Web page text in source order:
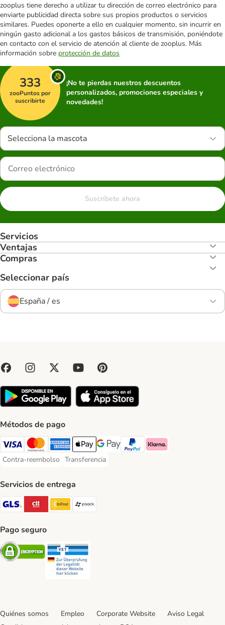
zooplus tiene derecho a utilizar tu dirección de correo electrónico para
enviarte publicidad directa sobre sus propios productos o servicios
similares. Puedes oponerte a ello en cualquier momento, sin incurrir en
ningún gasto adicional a los gastos básicos de transmisión, poniéndote
en contacto con el servicio de atención al cliente de zooplus. Más
información sobre protección de datos
333
zooPuntos por
suscribirte
¡No te pierdas nuestros descuentos
personalizados, promociones especiales y
novedades!
Selecciona la mascota
Suscríbete ahora
Servicios
Ventajas
Compras
Seleccionar país
España / es
Métodos de pago
Visa Payment Method
Mastercard Payment Method
American Express Payment Method
Apple Pay Payment Method
Google Pay Payment Method
PayPal Payment Method
Klarna Payment Method
Contra-reembolso
Contra-reembolso Payment Method
Transferencia
Transferencia Payment Method
Servicios de entrega
GLS Shipping Method
CTTExpress Shipping Method
InPost Shipping Method
paack Shipping Method
Pago seguro
Security
Quiénes somos Empleo Corporate Website
Aviso Legal